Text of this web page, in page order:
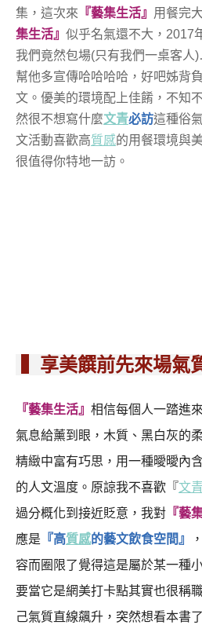
集，這次來 『藝集生活』 用餐完
集生活』 似乎名氣還不大，2017
我們竟然包場(只有我們一桌客
幫他多宣傳哈哈哈哈，好吧姊背
文。優美的環境配上佳餚，不知
然很不想寫什麼文青必訪這種俗
文活動喜歡高質感的用餐環境與
很值得你特地一訪。
▍享美饌前先來場氣
『藝集生活』 相信每個人一踏進
氣息給薰到眼，木質、黑白灰的
精緻中富有巧思，用一種曖曖內
的人文溫度。原諒我不喜歡『文青
過分概化到接近貶意，我對 『藝
應是 『高質感的藝文飲食空間』
容而圈限了覺得這是屬於某一種
要當它是網美打卡點其實也很稱
己氣質直線飆升，突然想看本書